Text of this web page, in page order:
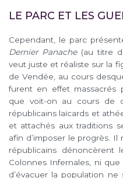
LE PARC ET LES
Cependant, le parc
Dernier Panache(au titre
veut juste et réaliste sur la
de Vendée, au cours
furent en effet massacrés
que voit-on au cours de
républicains laïcards et
et attachés aux traditions
afin d’imposer le progrès.
républicains dénoncèrent
Colonnes Infernales, ni
d’évacuer la population ne